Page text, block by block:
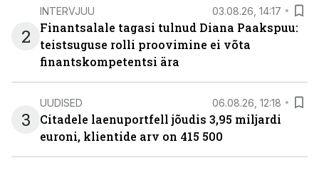
2
INTERVJUU 03.08.26, 14:17
Finantsalale tagasi tulnud Diana Paakspuu:
teistsuguse rolli proovimine ei võta
finantskompetentsi ära
3
UUDISED 06.08.26, 12:18
Citadele laenuportfell jõudis 3,95 miljardi
euroni, klientide arv on 415 500